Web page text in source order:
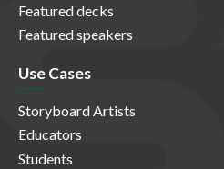
Featured decks
Featured speakers
Use Cases
Storyboard Artists
Educators
Students